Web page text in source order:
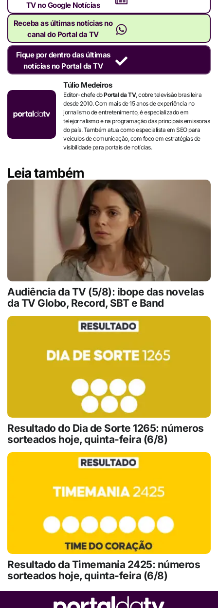
TV no Google Notícias
Receba as últimas notícias no
canal do Portal da TV
Fique por dentro das últimas
notícias no Portal da TV
Túlio Medeiros
Editor-chefe doPortal da TV, cobre televisão brasileira
desde 2010. Com mais de 15 anos de experiência no
jornalismo de entretenimento, é especializado em
telejornalismo e na programação das principais emissoras
do país. Também atua como especialista em SEO para
veículos de comunicação, com foco em estratégias de
visibilidade para portais de notícias.
Leia também
Audiência da TV (5/8): ibope das novelas
da TV Globo, Record, SBT e Band
Resultado do Dia de Sorte 1265: números
sorteados hoje, quinta-feira (6/8)
Resultado da Timemania 2425: números
sorteados hoje, quinta-feira (6/8)